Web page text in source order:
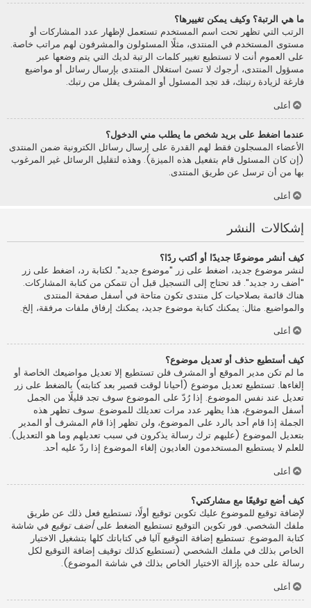
ما هي الرتبة؟ وكيف يمكن تغييرها؟
الرتب التي تظهر تحت اسم المستخدم تستعمل لإظهار عدد المشاركات أو
مستوى المستخدم في المنتدى، مثلًا المسئولون والمشرفون لهم مراتب خاصة.
على العموم أنت لا تستطيع تغيير كلمات الرتبة لديك التي يتم وضعها عبر
مسؤول المنتدى، أرجوك لا تسئ استغلال المنتدى بإرسال رسائل أو مواضيع
فارغة لزيادة رتبتك، قد تجد المسئول أو المشرف يقلل من رتبك.
أعلى
عندما اضغط على بريد شخص ما يطلب مني الدخول؟
الأعضاء المسجلون فقط لهم القدرة على إرسال رسائل الكترونية ضمن المنتدى
(إن كان المسئول قام بتفعيل هذه الميزة). وهذه لتقليل الرسائل غير المرغوب
بها من أن ترسل عن طريق المنتدى.
أعلى
إشكالات النشر
كيف أنشر موضوعًا جديدًا أو أكتب ردًا؟
لنشر موضوع جديد، اضغط على زر "موضوع جديد". لكتابة رد، اضغط على زر
"أضف رد جديد". قد تحتاج إلى التسجيل قبل أن تتمكن من كتابة المشاركات.
هناك قائمة بصلاحيات كل منتدى تكون متاحة في أسفل صفحة المنتدى
والمواضيع. مثال: يمكنك كتابة موضوع جديد، يمكنك إرفاق ملفات مرفقة، إلخ.
أعلى
كيف أستطيع حذف أو تعديل موضوع؟
ما لم تكن مدير الموقع أو المشرف فلن تستطيع إلا تعديل مواضيعك الخاصة أو
إلغاءها. تستطيع تعديل موضوع (أحيانا لوقت قصير بعد كتابته) بالضغط على زر
تعديل عند نفس الموضوع. إذا رُدّ على الموضوع سوف تجد قليلًا من الجمل
أسفل الموضوع، هذا يظهر عدد مرات تعديلك للموضوع. سوف تظهر هذه
الجملة إذا قام أحد بالرد على الموضوع، ولن تظهر إذا قام المشرف أو المدير
بتعديل الموضوع (عليهم ترك رسالة يذكرون في سبب تعديلهم وما هو التعديل).
للعلم لا يستطيع المستخدمون العاديون إلغاء الموضوع إذا ردّ عليه أحد.
أعلى
كيف أضع توقيعًا مع مشاركتي؟
لإضافة توقيع للموضوع عليك تكوين توقيع أولًا، تستطيع فعل ذلك عن طريق
ملفك الشخصي. فور تكوين التوقيع تستطيع الضغط علىأضف توقيع في شاشة
كتابة الموضوع. تستطيع إضافة التوقيع آليا في كتاباتك كلها بتشغيل الاختيار
الخاص بذلك في ملفك الشخصي (تستطيع كذلك توقيف إضافة التوقيع لكل
رسالة على حده بإزالة الاختيار الخاص بذلك في شاشة الموضوع).
أعلى